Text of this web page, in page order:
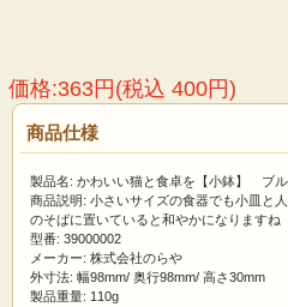
価格:363円(税込 400円)
商品仕様
製品名: かわいい猫と食卓を【小鉢】 ブ
商品説明: 小さいサイズの食器でも小皿と
のそばに置いていると和やかになりますね
型番: 39000002
メーカー: 株式会社のらや
外寸法: 幅98mm/ 奥行98mm/ 高さ30mm
製品重量: 110g